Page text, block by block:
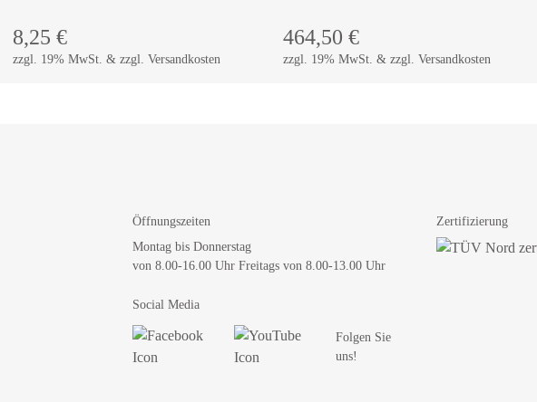
8,25 €
zzgl. 19% MwSt. & zzgl. Versandkosten
464,50 €
zzgl. 19% MwSt. & zzgl. Versandkosten
Öffnungszeiten
Montag bis Donnerstag
von 8.00-16.00 Uhr Freitags von 8.00-13.00 Uhr
Social Media
Folgen Sie
uns!
Zertifizierung